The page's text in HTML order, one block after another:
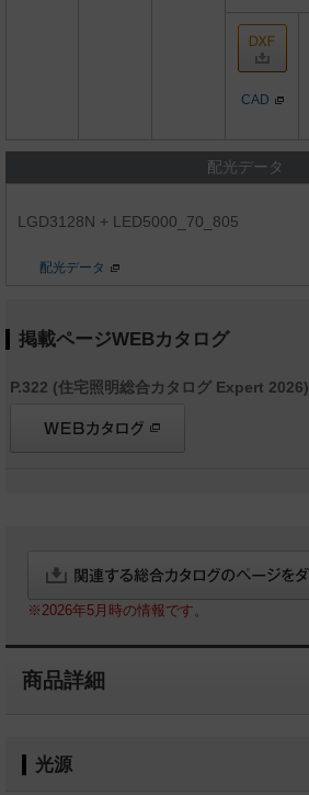
CAD
配光データ
LGD3128N + LED5000_70_805
配光データ
掲載ページWEBカタログ
P.322 (住宅照明総合カタログ Expert 2026)
※2026年5月時の情報です。
商品詳細
光源